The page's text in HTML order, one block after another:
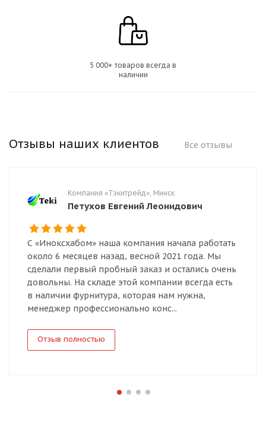
5 000+ товаров всегда в
наличии
Отзывы наших клиентов Все отзывы
Компания «Тэкитрейд», Минск
Петухов Евгений Леонидович
С «Иноксхабом» наша компания начала работать
около 6 месяцев назад, весной 2021 года. Мы
сделали первый пробный заказ и остались очень
довольны. На складе этой компании всегда есть
в наличии фурнитура, которая нам нужна,
менеджер профессионально конс...
Отзыв полностью